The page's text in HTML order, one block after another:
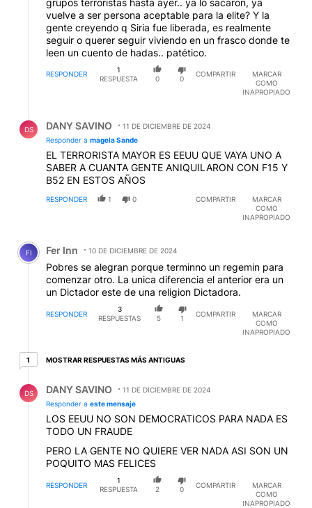
grupos terroristas hasta ayer.. ya lo sacaron, ya
vuelve a ser persona aceptable para la elite? Y la
gente creyendo q Siria fue liberada, es realmente
seguir o querer seguir viviendo en un frasco donde te
leen un cuento de hadas.. patético.
RESPONDER
1
RESPUESTA
0 0
COMPARTIR
MARCAR
COMO
INAPROPIADO
DS DANY SAVINO
11 DE DICIEMBRE DE 2024
Responder a magela Sande
EL TERRORISTA MAYOR ES EEUU QUE VAYA UNO A
SABER A CUANTA GENTE ANIQUILARON CON F15 Y
B52 EN ESTOS AÑOS
RESPONDER 1 0 COMPARTIR
MARCAR
COMO
INAPROPIADO
Comentario de Fer Inn.
FI Fer Inn 10 DE DICIEMBRE DE 2024
Pobres se alegran porque terminno un regemin para
comenzar otro. La unica diferencia el anterior era un
un Dictador este de una religion Dictadora.
RESPONDER
3
RESPUESTAS
5 1
COMPARTIR
MARCAR
COMO
INAPROPIADO
11 respuesta más antiguas
MOSTRAR RESPUESTAS MÁS ANTIGUAS
DS DANY SAVINO
11 DE DICIEMBRE DE 2024
Responder a este mensaje
LOS EEUU NO SON DEMOCRATICOS PARA NADA ES
TODO UN FRAUDE
PERO LA GENTE NO QUIERE VER NADA ASI SON UN
POQUITO MAS FELICES
RESPONDER
1
RESPUESTA
2 0
COMPARTIR
MARCAR
COMO
INAPROPIADO